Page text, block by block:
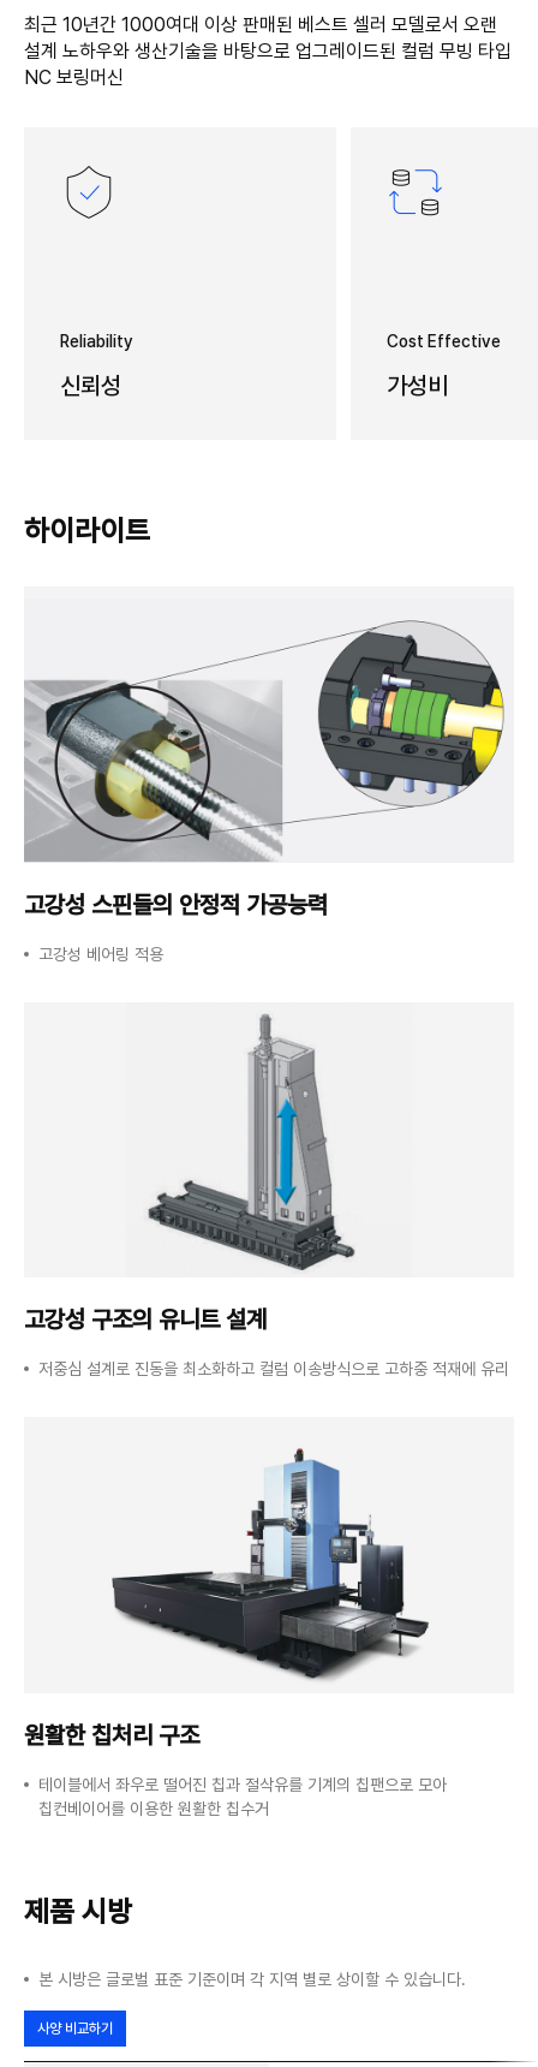
최근 10년간 1000여대 이상 판매된 베스트 셀러 모델로서 오랜
설계 노하우와 생산기술을 바탕으로 업그레이드된 컬럼 무빙 타입
NC 보링머신
Reliability
신뢰성
Cost Effective
가성비
하이라이트
고강성 스핀들의 안정적 가공능력
고강성 베어링 적용
고강성 구조의 유니트 설계
저중심 설계로 진동을 최소화하고 컬럼 이송방식으로 고하중 적재에 유리
원활한 칩처리 구조
테이블에서 좌우로 떨어진 칩과 절삭유를 기계의 칩팬으로 모아
칩컨베이어를 이용한 원활한 칩수거
제품 시방
본 시방은 글로벌 표준 기준이며 각 지역 별로 상이할 수 있습니다.
사양 비교하기